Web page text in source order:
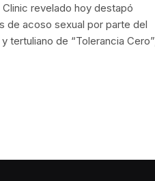
revelado hoy destapó
de acoso sexual por parte del
tertuliano de “Tolerancia Cero”,